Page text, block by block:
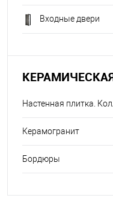
Входные двери
Настенная плитка.
Керамогранит
Бордюры